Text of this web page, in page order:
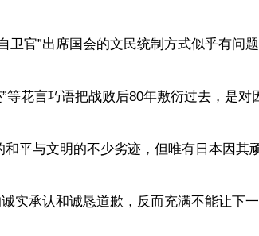
”出席国会的文民统制方式似乎有问题
花言巧语把战败后80年敷衍过去，是
与文明的不少劣迹，但唯有日本因其
承认和诚恳道歉，反而充满不能让下